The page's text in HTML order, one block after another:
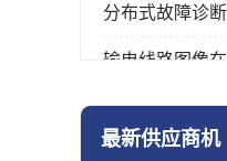
分布式故障诊
输电线路图像
最新供应商机